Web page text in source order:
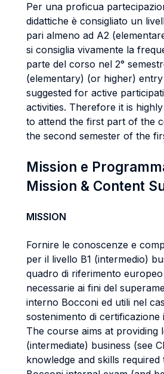
Per una proficua
didattiche è consigliato un
pari almeno ad A2
si consiglia vivamente la
parte del corso nel 2°
(elementary) (or higher) entry
suggested for active
activities. Therefore it is
to attend the first part of the
the second semester of the
Mission e
Mission & Content
MISSION
Fornire le conoscenze e
per il livello B1 (intermedio)
quadro di riferimento europeo
necessarie ai fini del
interno Bocconi ed utili nel
sostenimento di certificazione
The course aims at providing
(intermediate) business (see
knowledge and skills required